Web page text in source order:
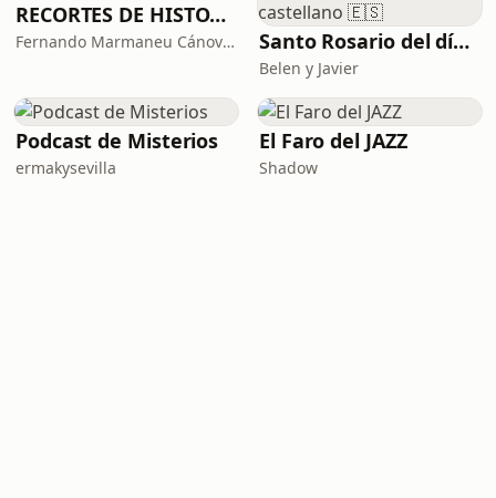
RECORTES DE HISTORIA Y CIENCIA
Fernando Marmaneu Cánovas Santo Rosario del día. 🙏 Reza con nosotros en castellano 🇪🇸
Belen y Javier
Podcast de Misterios
ermakysevilla
El Faro del JAZZ
Shadow